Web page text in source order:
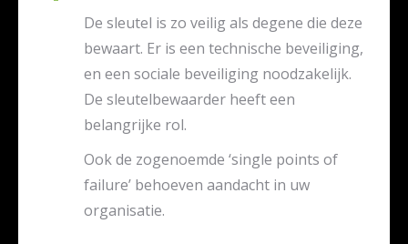
De sleutel is zo veilig als degene die deze
bewaart. Er is een technische beveiliging,
en een sociale beveiliging noodzakelijk.
De sleutelbewaarder heeft een
belangrijke rol.
Ook de zogenoemde ‘single points of
failure’ behoeven aandacht in uw
organisatie.